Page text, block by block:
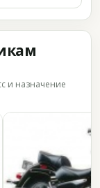
и назначение